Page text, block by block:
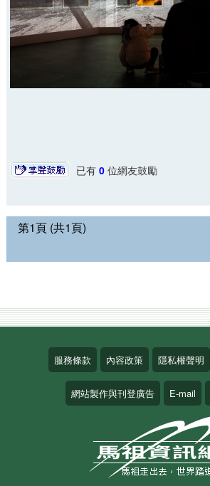
已有 0位網友鼓勵
第1頁 (共1頁)
服務條款 內容政策 隱私權聲明
網站製作與刊登廣告 E-mail